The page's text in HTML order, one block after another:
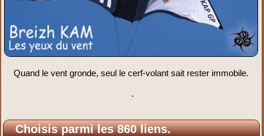
Quand le vent gronde, seul le cerf-volant sait rester immobile.
.
Choisis parmi les 860 liens.